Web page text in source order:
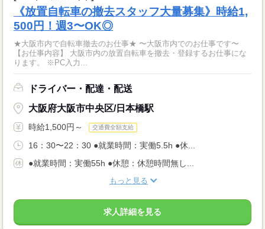
《放置自転車の撤去スタッフ大量募集》時給1,
500円！週3〜OK◎
★大阪市内で自転車撤去のお仕事★ 〜大阪市内でのお仕事です〜
【お仕事内容】 大阪市内の放置自転車を撤去・登録するお仕事にな
ります。 ※PC入力...
ドライバー・配達・配送
大阪府大阪市中央区/日本橋駅
時給1,500円～ 交通費全額支給
16：30〜22：30 ●就業時間：実働5.5h ●休...
●就業時間：実働55h ●休憩：休憩時間無し...
もっと見る
求人詳細を見る